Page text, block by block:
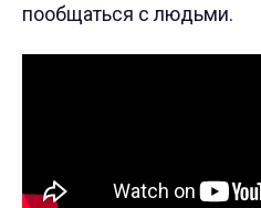
пообщаться с людьми.